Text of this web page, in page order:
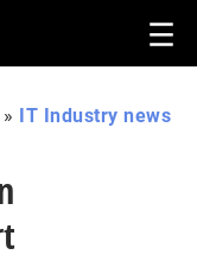
» IT Industry news